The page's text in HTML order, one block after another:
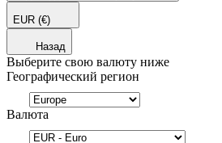
EUR (€)
Назад
Выберите свою валюту ниже
Географический регион
Валюта